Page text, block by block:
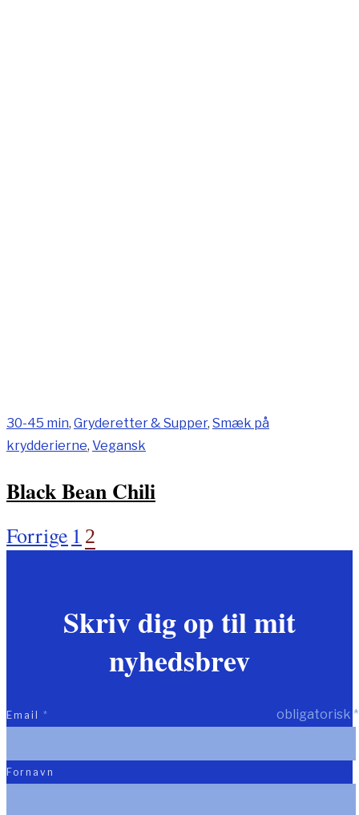
30-45 min, Gryderetter & Supper, Smæk på
krydderierne, Vegansk
Black Bean Chili
Indlægsinddeling
Forrige 1 2
Skriv dig op til mit
nyhedsbrev
*
obligatorisk
Email *
Fornavn